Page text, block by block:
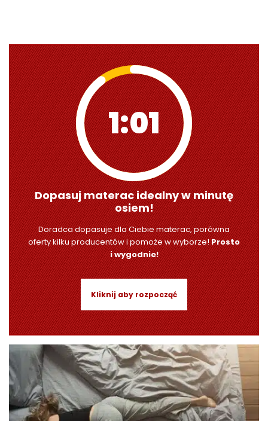
0:59
Dopasuj materac idealny w minutę
osiem!
Doradca dopasuje dla Ciebie materac, porówna
oferty kilku producentów i pomoże w wyborze!Prosto
i wygodnie!
Kliknij aby rozpocząć